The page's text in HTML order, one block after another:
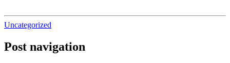
Uncategorized
Post navigation